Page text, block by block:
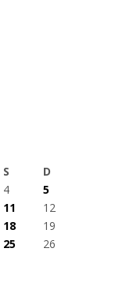
S
D
4
5
11
12
18
19
25
26